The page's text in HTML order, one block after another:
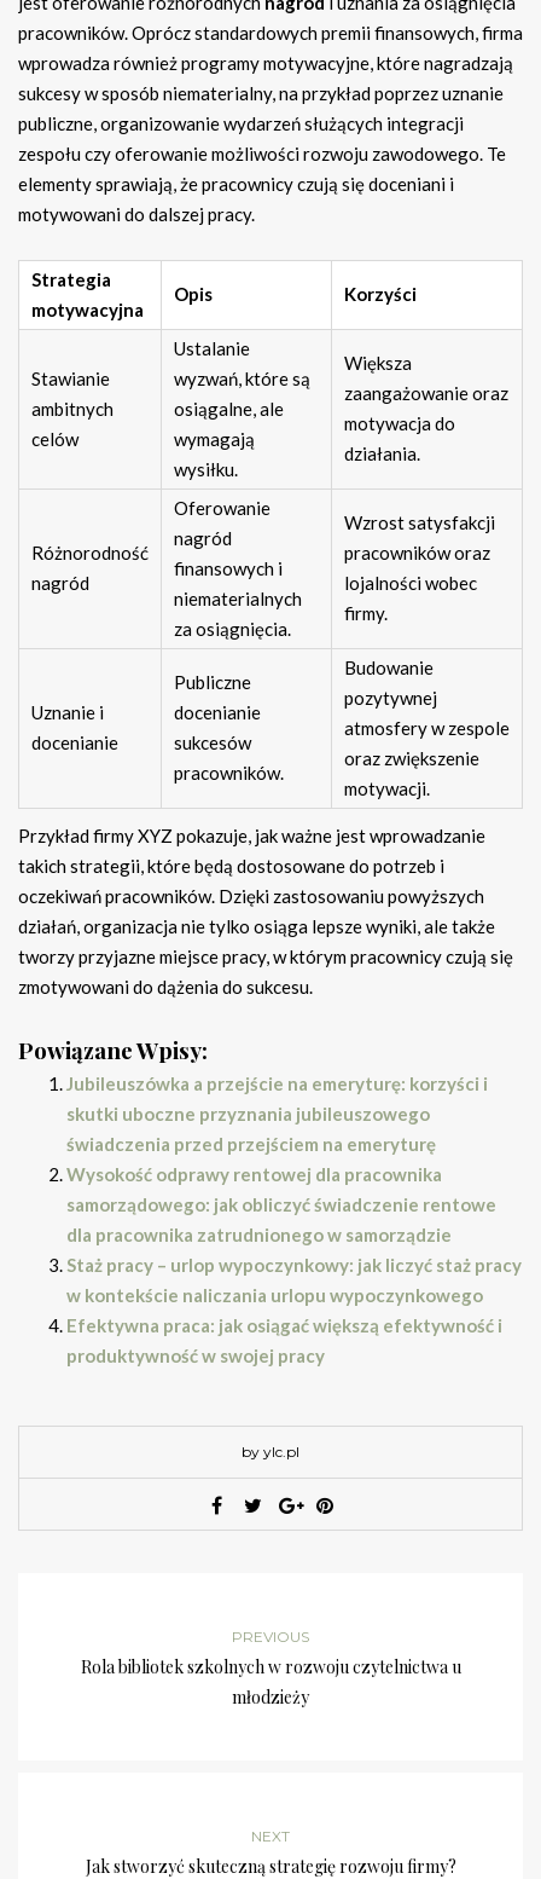
pracowników. Oprócz standardowych premii finansowych, firma
wprowadza również programy motywacyjne, które nagradzają
sukcesy w sposób niematerialny, na przykład poprzez uznanie
publiczne, organizowanie wydarzeń służących integracji
zespołu czy oferowanie możliwości rozwoju zawodowego. Te
elementy sprawiają, że pracownicy czują się doceniani i
motywowani do dalszej pracy.
Strategia
motywacyjna
Opis Korzyści
Stawianie
ambitnych
celów
Ustalanie
wyzwań, które są
osiągalne, ale
wymagają
wysiłku.
Większa
zaangażowanie oraz
motywacja do
działania.
Różnorodność
nagród
Oferowanie
nagród
finansowych i
niematerialnych
za osiągnięcia.
Wzrost satysfakcji
pracowników oraz
lojalności wobec
firmy.
Uznanie i
docenianie
Publiczne
docenianie
sukcesów
pracowników.
Budowanie
pozytywnej
atmosfery w zespole
oraz zwiększenie
motywacji.
Przykład firmy XYZ pokazuje, jak ważne jest wprowadzanie
takich strategii, które będą dostosowane do potrzeb i
oczekiwań pracowników. Dzięki zastosowaniu powyższych
działań, organizacja nie tylko osiąga lepsze wyniki, ale także
tworzy przyjazne miejsce pracy, w którym pracownicy czują się
zmotywowani do dążenia do sukcesu.
Powiązane Wpisy:
Jubileuszówka a przejście na emeryturę: korzyści i
skutki uboczne przyznania jubileuszowego
świadczenia przed przejściem na emeryturę
Wysokość odprawy rentowej dla pracownika
samorządowego: jak obliczyć świadczenie rentowe
dla pracownika zatrudnionego w samorządzie
Staż pracy – urlop wypoczynkowy: jak liczyć staż pracy
w kontekście naliczania urlopu wypoczynkowego
Efektywna praca: jak osiągać większą efektywność i
produktywność w swojej pracy
by ylc.pl
PREVIOUS
Rola bibliotek szkolnych w rozwoju czytelnictwa u
młodzieży
NEXT
Jak stworzyć skuteczną strategię rozwoju firmy?